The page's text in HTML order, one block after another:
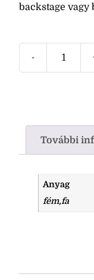
backstage
-
További
Anyag
fém,fa